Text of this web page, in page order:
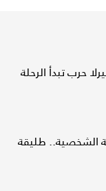
حرب تبدأ الرحلة
الشخصية.. طليقة